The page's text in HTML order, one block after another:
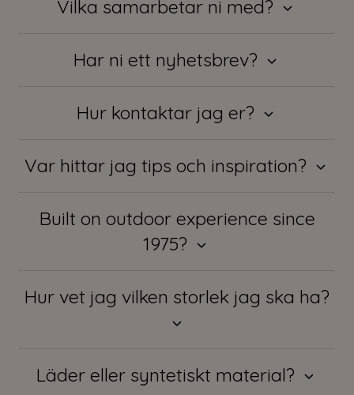
Vilka samarbetar ni med?
Har ni ett nyhetsbrev?
Hur kontaktar jag er?
Var hittar jag tips och inspiration?
Built on outdoor experience since
1975?
Hur vet jag vilken storlek jag ska ha?
Läder eller syntetiskt material?